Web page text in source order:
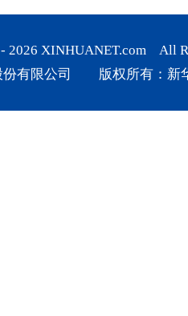
2026 XINHUANET.com All
份有限公司 版权所有：新